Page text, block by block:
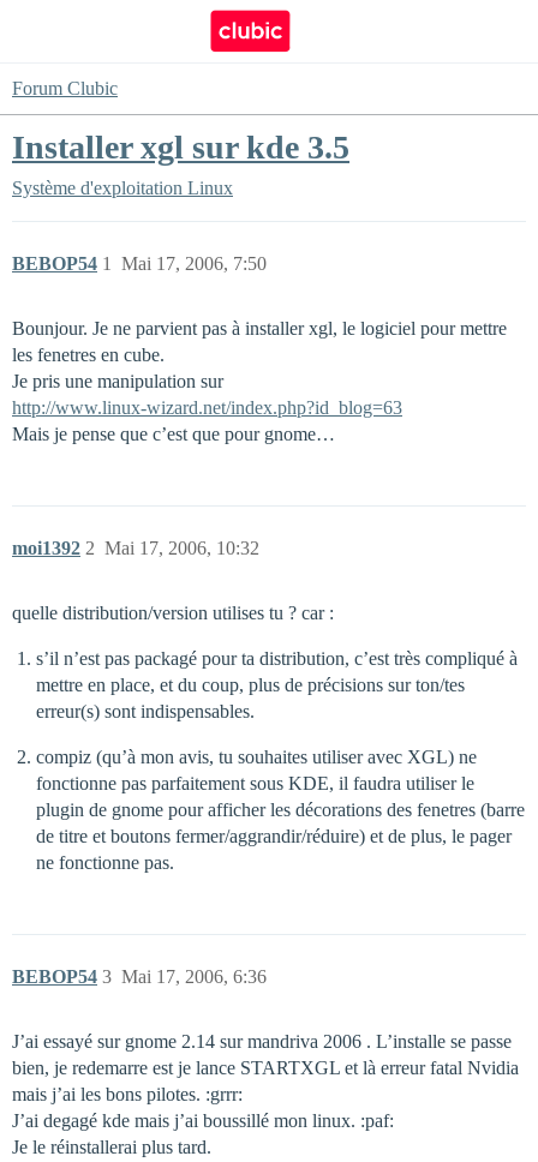
Forum Clubic
Installer xgl sur kde 3.5
Système d'exploitation Linux
BEBOP54 Mai 17, 2006, 7:50
1
Bounjour. Je ne parvient pas à installer xgl, le logiciel pour mettre
les fenetres en cube.
Je pris une manipulation sur
http://www.linux-wizard.net/index.php?id_blog=63
Mais je pense que c’est que pour gnome…
moi1392 Mai 17, 2006, 10:32
2
quelle distribution/version utilises tu ? car :
s’il n’est pas packagé pour ta distribution, c’est très compliqué à
mettre en place, et du coup, plus de précisions sur ton/tes
erreur(s) sont indispensables.
compiz (qu’à mon avis, tu souhaites utiliser avec XGL) ne
fonctionne pas parfaitement sous KDE, il faudra utiliser le
plugin de gnome pour afficher les décorations des fenetres (barre
de titre et boutons fermer/aggrandir/réduire) et de plus, le pager
ne fonctionne pas.
BEBOP54 Mai 17, 2006, 6:36
3
J’ai essayé sur gnome 2.14 sur mandriva 2006 . L’installe se passe
bien, je redemarre est je lance STARTXGL et là erreur fatal Nvidia
mais j’ai les bons pilotes. :grrr:
J’ai degagé kde mais j’ai boussillé mon linux. :paf:
Je le réinstallerai plus tard.